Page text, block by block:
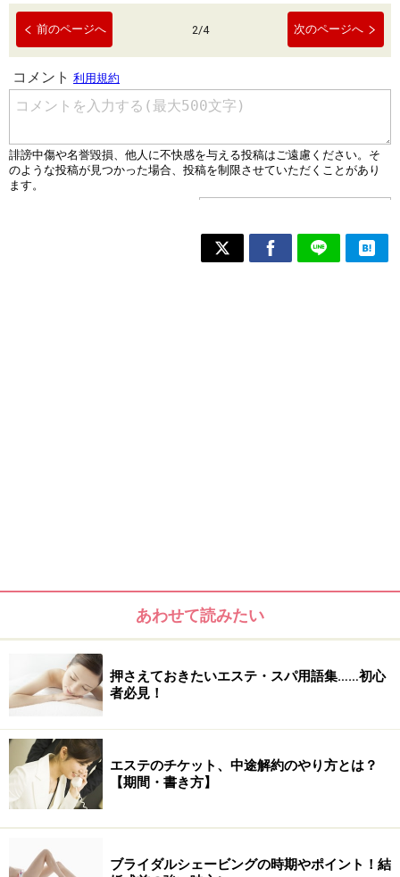
前のページへ 2/4 次のページへ
あわせて読みたい
押さえておきたいエステ・スパ用語集……初心
者必見！
エステのチケット、中途解約のやり方とは？
【期間・書き方】
ブライダルシェービングの時期やポイント！結